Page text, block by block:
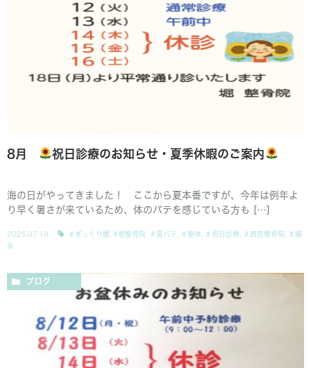
8月 祝日診療のお知らせ・夏季休暇のご案内
海の日がやってきました！ ここから夏本番ですが、今年は例年よ
り早く暑さが来ているため、体のバテを感じている方も […]
2025.07.19 ＃ぎっくり腰 #堀整骨院 ＃夏バテ ＃整体 ＃祝日診療 ＃西宮整骨院
＃鍼
灸
ブログ